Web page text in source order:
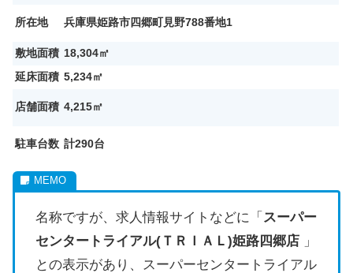
所在地 兵庫県姫路市四郷町見野788番地1
敷地面積 18,304㎡
延床面積 5,234㎡
店舗面積 4,215㎡
駐車台数 計290台
名称ですが、求人情報サイトなどに「 スーパー
センタートライアル(ＴＲＩＡＬ)姫路四郷店 」
との表示があり、スーパーセンタートライアル